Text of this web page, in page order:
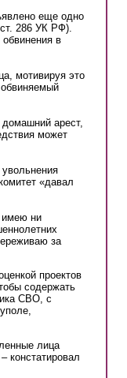
еще одно
286 УК РФ).
в
мотивируя это
арест,
может
«давал
имею ни
за
проектов
содержать
СВО, с
лица
констатировал